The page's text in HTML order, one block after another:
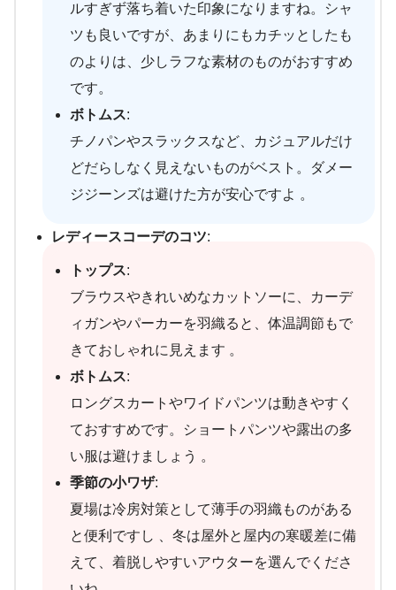
ルすぎず落ち着いた印象になりますね。シャ
ツも良いですが、あまりにもカチッとしたも
のよりは、少しラフな素材のものがおすすめ
です。
ボトムス:
チノパンやスラックスなど、カジュアルだけ
どだらしなく見えないものがベスト。ダメー
ジジーンズは避けた方が安心ですよ 。
レディースコーデのコツ:
トップス:
ブラウスやきれいめなカットソーに、カーデ
ィガンやパーカーを羽織ると、体温調節もで
きておしゃれに見えます 。
ボトムス:
ロングスカートやワイドパンツは動きやすく
ておすすめです。ショートパンツや露出の多
い服は避けましょう 。
季節の小ワザ:
夏場は冷房対策として薄手の羽織ものがある
と便利ですし 、冬は屋外と屋内の寒暖差に備
えて、着脱しやすいアウターを選んでくださ